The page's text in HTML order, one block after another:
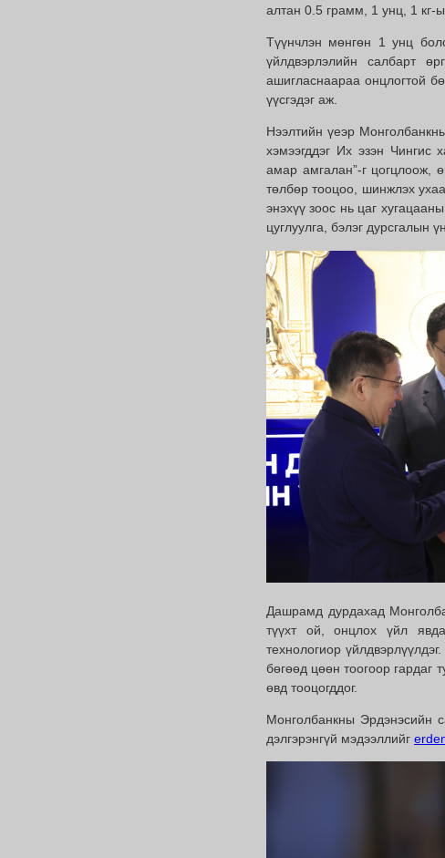
алтан 0.5 грамм, 1 унц, 1 кг-
Түүнчлэн мөнгөн 1 унц
үйлдвэрлэлийн салбарт
ашигласнаараа онцлогтой
үүсгэдэг аж.
Нээлтийн үеэр
хэмээгддэг Их эзэн
амар амгалан”-г цогцлоож,
төлбөр тооцоо, шинжлэх
энэхүү зоос нь цаг
цуглуулга, бэлэг дурсгалын
Дашрамд дурдахад
түүхт ой, онцлох үйл
технологиор
бөгөөд цөөн тоогоор гардаг
өвд тооцогддог.
Монголбанкны Эрдэнэсийн
дэлгэрэнгүй мэдээллийг